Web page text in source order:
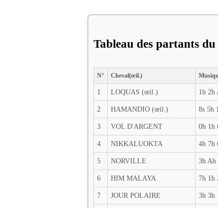
Tableau des partants
N° Cheval(œil.)
1 LOQUAS (œil.) 1h 2h
2 HAMANDIO (œil.) 8s 5h
3 VOL D'ARGENT 0h 1h
4 NIKKALUOKTA 4h 7h
5 NORVILLE 3h Ah
6 HIM MALAYA 7h 1h
7 JOUR POLAIRE 3h 3h